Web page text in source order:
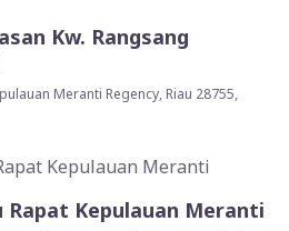
Kw. Rangsang
Meranti Regency, Riau 28755,
Rapat Kepulauan Meranti